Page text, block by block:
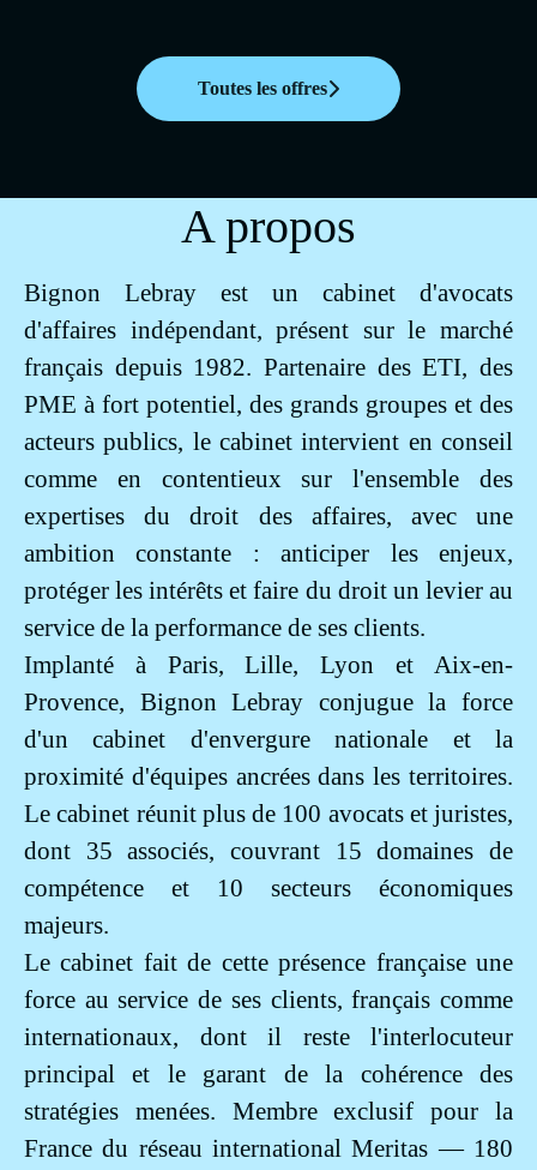
Toutes les offres
A propos
Bignon Lebray est un cabinet d'avocats
d'affaires indépendant, présent sur le marché
français depuis 1982. Partenaire des ETI, des
PME à fort potentiel, des grands groupes et des
acteurs publics, le cabinet intervient en conseil
comme en contentieux sur l'ensemble des
expertises du droit des affaires, avec une
ambition constante : anticiper les enjeux,
protéger les intérêts et faire du droit un levier au
service de la performance de ses clients.
Implanté à Paris, Lille, Lyon et Aix-en-
Provence, Bignon Lebray conjugue la force
d'un cabinet d'envergure nationale et la
proximité d'équipes ancrées dans les territoires.
Le cabinet réunit plus de 100 avocats et juristes,
dont 35 associés, couvrant 15 domaines de
compétence et 10 secteurs économiques
majeurs.
Le cabinet fait de cette présence française une
force au service de ses clients, français comme
internationaux, dont il reste l'interlocuteur
principal et le garant de la cohérence des
stratégies menées. Membre exclusif pour la
France du réseau international Meritas — 180